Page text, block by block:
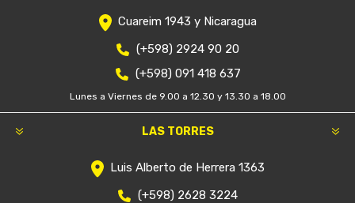
Cuareim 1943 y Nicaragua
(+598) 2924 90 20
(+598) 091 418 637
Lunes a Viernes de 9.00 a 12.30 y 13.30 a 18.00
LAS TORRES
Luis Alberto de Herrera 1363
(+598) 2628 3224